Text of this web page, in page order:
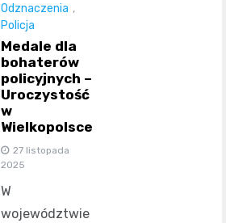
Odznaczenia ,
Policja
Medale dla
bohaterów
policyjnych –
Uroczystość
w
Wielkopolsce
27 listopada
2025
W
województwie